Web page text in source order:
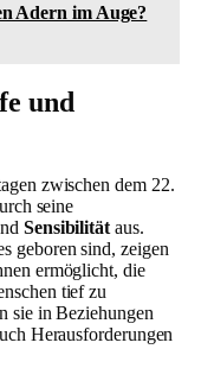
Adern im Auge?
und
zwischen dem 22.
seine
Sensibilität aus.
geboren sind, zeigen
ermöglicht, die
tief zu
sie in Beziehungen
Herausforderungen